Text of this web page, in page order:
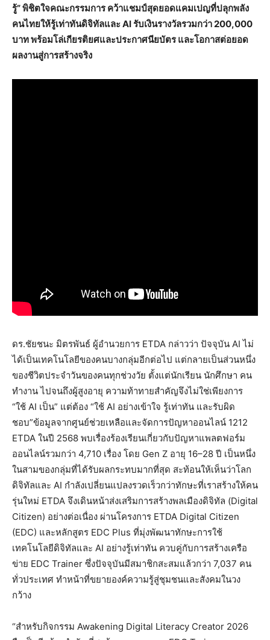
รู้” พิชิตใจคณะกรรมการ คว้าแชมป์สุดยอดแคมเปญที่ปลุกพลัง
คนไทยให้รู้เท่าทันดิจิทัลและ AI รับเงินรางวัลรวมกว่า 200,000
บาท พร้อมโล่เกียรติยศและประกาศนียบัตร และโอกาสต่อยอด
ผลงานสู่การสร้างจริง
ดร.ชัยชนะ มิตรพันธ์ ผู้อำนวยการ ETDA กล่าวว่า ปัจจุบัน AI ไม่
ได้เป็นเทคโนโลยีของคนบางกลุ่มอีกต่อไป แต่กลายเป็นส่วนหนึ่ง
ของชีวิตประจำวันของคนทุกช่วงวัย ตั้งแต่นักเรียน นักศึกษา คน
ทำงาน ไปจนถึงผู้สูงอายุ ความท้าทายสำคัญจึงไม่ใช่เพียงการ
“ใช้ AI เป็น” แต่ต้อง “ใช้ AI อย่างเข้าใจ รู้เท่าทัน และรับผิด
ชอบ”ข้อมูลจากศูนย์ช่วยเหลือและจัดการปัญหาออนไลน์ 1212
ETDA ในปี 2568 พบเรื่องร้องเรียนเกี่ยวกับปัญหาแพลตฟอร์ม
ออนไลน์รวมกว่า 4,710 เรื่อง โดย Gen Z อายุ 16–28 ปี เป็นหนึ่ง
ในสามของกลุ่มที่ได้รับผลกระทบมากที่สุด สะท้อนให้เห็นว่าโลก
ดิจิทัลและ AI กำลังเปลี่ยนแปลงรวดเร็วกว่าทักษะที่เราสร้างให้คน
รุ่นใหม่ ETDA จึงเดินหน้าส่งเสริมการสร้างพลเมืองดิจิทัล (Digital
Citizen) อย่างต่อเนื่อง ผ่านโครงการ ETDA Digital Citizen
(EDC) และหลักสูตร EDC Plus ที่มุ่งพัฒนาทักษะการใช้
เทคโนโลยีดิจิทัลและ AI อย่างรู้เท่าทัน ควบคู่กับการสร้างเครือ
ข่าย EDC Trainer ซึ่งปัจจุบันมีสมาชิกสะสมแล้วกว่า 7,037 คน
ทั่วประเทศ ทำหน้าที่ขยายองค์ความรู้สู่ชุมชนและสังคมในวง
กว้าง
“สำหรับกิจกรรม Awakening Digital Literacy Creator 2026